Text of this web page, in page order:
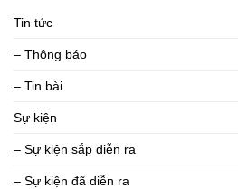
Tin tức
– Thông báo
– Tin bài
Sự kiện
– Sự kiện sắp diễn ra
– Sự kiện đã diễn ra